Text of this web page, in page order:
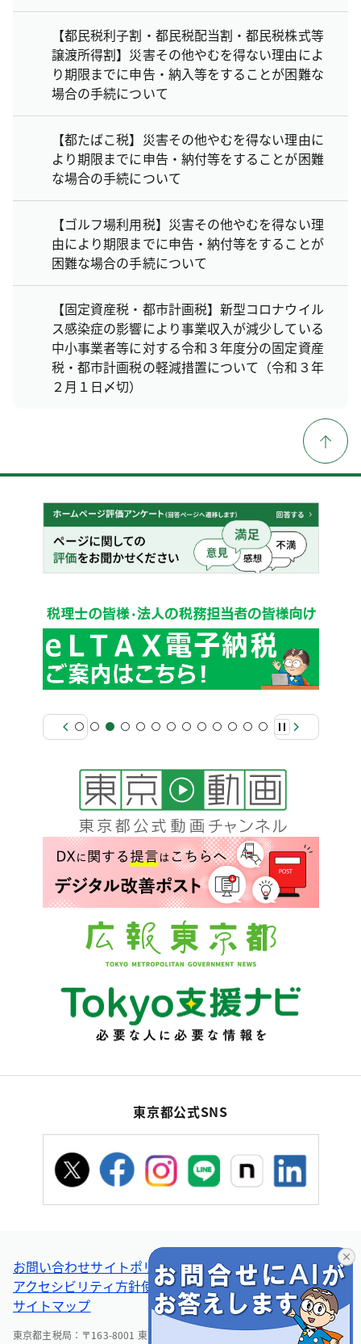
【都民税利子割・都民税配当割・都民税株式等
譲渡所得割】災害その他やむを得ない理由によ
り期限までに申告・納入等をすることが困難な
場合の手続について
【都たばこ税】災害その他やむを得ない理由に
より期限までに申告・納付等をすることが困難
な場合の手続について
【ゴルフ場利用税】災害その他やむを得ない理
由により期限までに申告・納付等をすることが
困難な場合の手続について
【固定資産税・都市計画税】新型コロナウイル
ス感染症の影響により事業収入が減少している
中小事業者等に対する令和３年度分の固定資産
税・都市計画税の軽減措置について（令和３年
２月１日〆切）
東京都公式SNS
お問い合わせサイトポリシー個人情報の取扱い
アクセシビリティ方針使い方ヘルプ
リンク集・その他
サイトマップ
東京都主税局：〒163-8001 東京都新宿区西新宿2-8-1 電話：03-5388-2925